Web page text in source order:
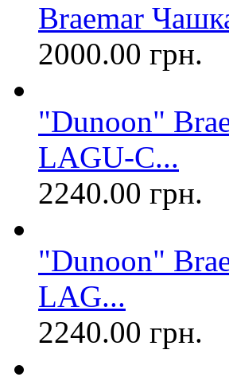
Braemar
2000.00 грн.
"Dunoon"
LAGU-C...
2240.00 грн.
"Dunoon"
LAG...
2240.00 грн.